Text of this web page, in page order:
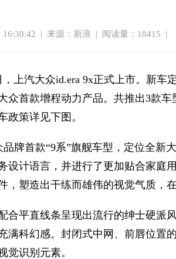
| 来源：新浪 | 阅读量：18415 |
，上汽大众id.era 9x正式上市。新车
众首款增程动力产品。共推出3款
政策详见下图。
品牌首款“9系”旗舰车型，定位全新
设计语言，并进行了更加贴合家庭
，塑造出干练而雄伟的视觉气质，
合平直线条呈现出流行的绅士硬派
满科幻感。封闭式中网、前唇位置
觉识别元素。